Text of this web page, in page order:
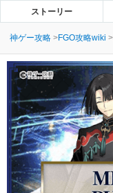
ストーリー
神ゲー攻略 FGO攻略wiki